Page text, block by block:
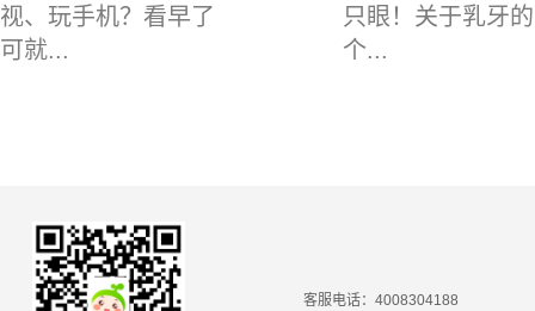
视、玩手机？看早了
可就...
只眼！关于乳牙
个...
客服电话：4008304188